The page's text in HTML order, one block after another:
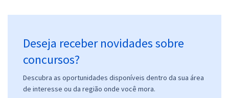
Deseja receber novidades sobre
concursos?
Descubra as oportunidades disponíveis dentro da sua área
de interesse ou da região onde você mora.